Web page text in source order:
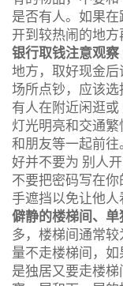
是否有人。如果
开到较热闹的地方
银行取钱注意观察
地方，取好现金
场所点钞，应该
有人在附近闲逛
灯光明亮和交通繁
和朋友等一起前
好并不要为 别人
不要把密码写在
手遮挡以免让他人
僻静的楼梯间、
多，楼梯间通常
量不走楼梯间，
是独居又要走楼